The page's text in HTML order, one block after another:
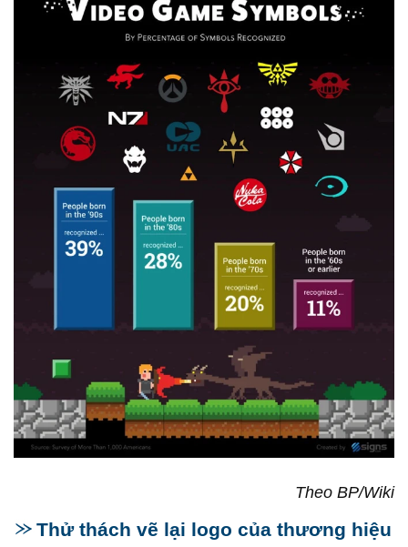
Theo BP/Wiki
Thử thách vẽ lại logo của thương hiệu